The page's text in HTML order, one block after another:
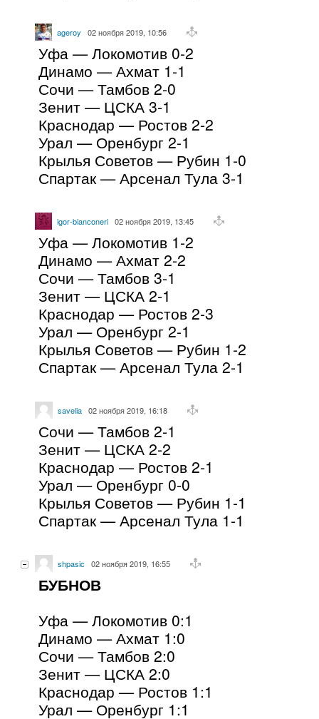
ageroy 02 ноября 2019, 10:56
Уфа — Локомотив 0-2
Динамо — Ахмат 1-1
Сочи — Тамбов 2-0
Зенит — ЦСКА 3-1
Краснодар — Ростов 2-2
Урал — Оренбург 2-1
Крылья Советов — Рубин 1-0
Спартак — Арсенал Тула 3-1
igor-bianconeri 02 ноября 2019, 13:45
Уфа — Локомотив 1-2
Динамо — Ахмат 2-2
Сочи — Тамбов 3-1
Зенит — ЦСКА 2-1
Краснодар — Ростов 2-3
Урал — Оренбург 2-1
Крылья Советов — Рубин 1-2
Спартак — Арсенал Тула 2-1
savelia 02 ноября 2019, 16:18
Сочи — Тамбов 2-1
Зенит — ЦСКА 2-2
Краснодар — Ростов 2-1
Урал — Оренбург 0-0
Крылья Советов — Рубин 1-1
Спартак — Арсенал Тула 1-1
shpasic 02 ноября 2019, 16:55
БУБНОВ
Уфа — Локомотив 0:1
Динамо — Ахмат 1:0
Сочи — Тамбов 2:0
Зенит — ЦСКА 2:0
Краснодар — Ростов 1:1
Урал — Оренбург 1:1